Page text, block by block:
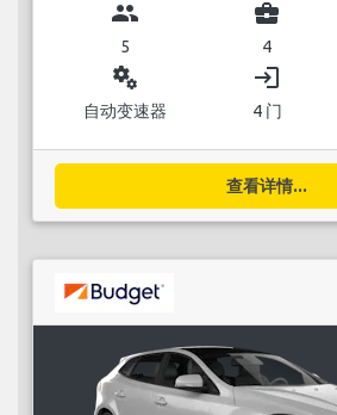
group
5
business_center
4
miscellaneous_services
自动变速器
login
4 门
查看详情...